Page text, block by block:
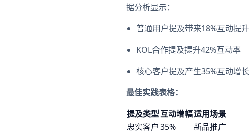
据分析显示：
普通用户提及带来18%互动提升
KOL合作提及提升42%互动率
核心客户提及产生35%互动增长
最佳实践表格：
提及类型互动增幅适用场景
忠实客户35%
新品推广